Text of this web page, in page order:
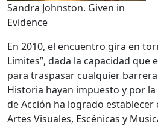
Sandra Johnston. Given in
Evidence
En 2010, el encuentro gira en
Límites”, dada la capacidad que
para traspasar cualquier
Historia hayan impuesto y por
de Acción ha logrado establecer
Artes Visuales, Escénicas y